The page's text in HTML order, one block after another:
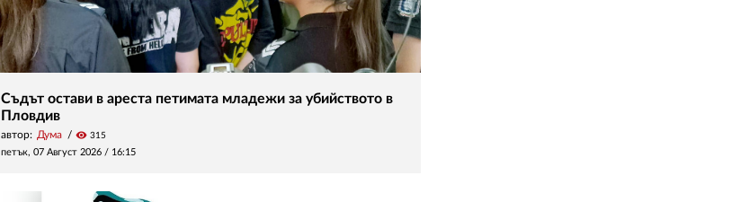
Съдът остави в ареста петимата младежи за убийството в
Пловдив
автор: Дума visibility 315
петък, 07 Август 2026 / 16:15